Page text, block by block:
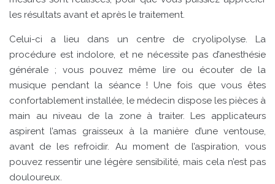
les résultats avant et après le traitement.
Celui-ci a lieu dans un centre de cryolipolyse. La
procédure est indolore, et ne nécessite pas d’anesthésie
générale ; vous pouvez même lire ou écouter de la
musique pendant la séance ! Une fois que vous êtes
confortablement installée, le médecin dispose les pièces à
main au niveau de la zone à traiter. Les applicateurs
aspirent l’amas graisseux à la manière d’une ventouse,
avant de les refroidir. Au moment de l’aspiration, vous
pouvez ressentir une légère sensibilité, mais cela n’est pas
douloureux.